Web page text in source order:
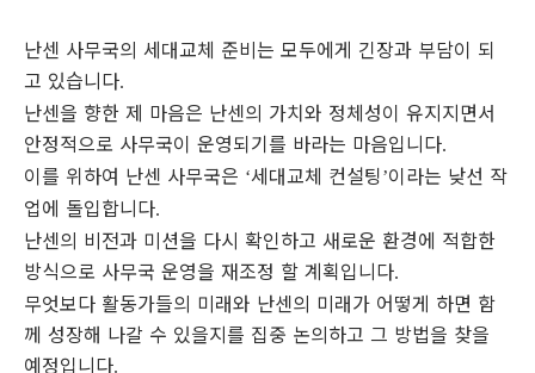
난센 사무국의 세대교체 준비는 모두에게 긴장과 부담이 되
고 있습니다.
난센을 향한 제 마음은 난센의 가치와 정체성이 유지지면서
안정적으로 사무국이 운영되기를 바라는 마음입니다.
이를 위하여 난센 사무국은 ‘세대교체 컨설팅’이라는 낮선 작
업에 돌입합니다.
난센의 비전과 미션을 다시 확인하고 새로운 환경에 적합한
방식으로 사무국 운영을 재조정 할 계획입니다.
무엇보다 활동가들의 미래와 난센의 미래가 어떻게 하면 함
께 성장해 나갈 수 있을지를 집중 논의하고 그 방법을 찾을
예정입니다.